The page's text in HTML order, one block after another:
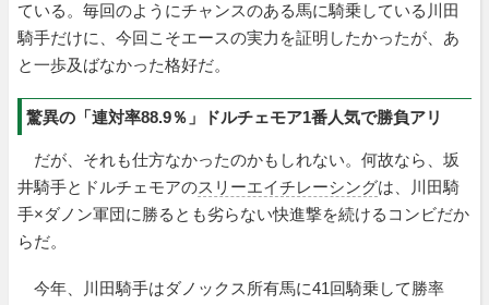
ている。毎回のようにチャンスのある馬に騎乗している川田
騎手だけに、今回こそエースの実力を証明したかったが、あ
と一歩及ばなかった格好だ。
驚異の「連対率88.9％」ドルチェモア1番人気で勝負アリ
だが、それも仕方なかったのかもしれない。何故なら、坂
井騎手とドルチェモアのスリーエイチレーシングは、川田騎
手×ダノン軍団に勝るとも劣らない快進撃を続けるコンビだか
らだ。
今年、川田騎手はダノックス所有馬に41回騎乗して勝率